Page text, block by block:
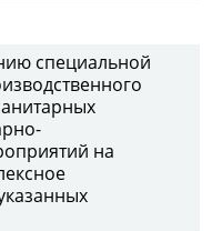
специальной
на